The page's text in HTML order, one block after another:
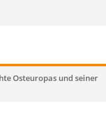
Osteuropas und seiner